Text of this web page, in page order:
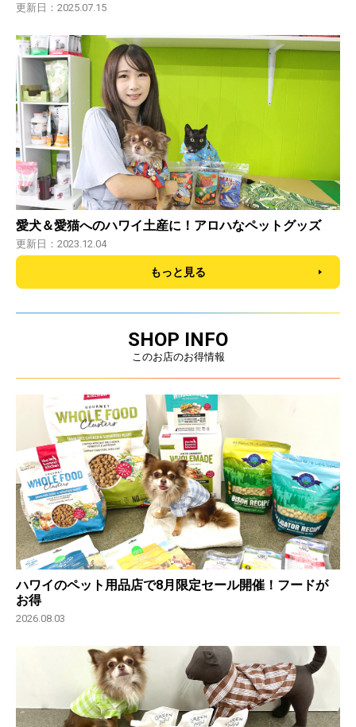
更新日：2025.07.15
愛犬＆愛猫へのハワイ土産に！アロハなペットグッズ
更新日：2023.12.04
もっと見る
SHOP INFO
このお店のお得情報
ハワイのペット用品店で8月限定セール開催！フードが
お得
2026.08.03